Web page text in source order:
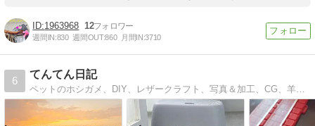
1963968 12
週間IN:830 週間OUT:860 月間IN:3710
6
てんてん日記
ペットのホシガメ、DIY、レザークラフト、写真＆加工、CG、羊毛フェルト等、多趣味おやじのブログです。バイクメインのブログでしたが、手放してしまいました。最近は、わが家のご飯とポケモンGOの記事が多いです。